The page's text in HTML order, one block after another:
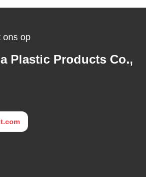
ons op
Plastic Products Co.,